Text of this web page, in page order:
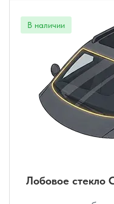
Лобовое стекло